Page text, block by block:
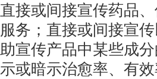
直接或间接宣传药品
服务；直接或间接宣
助宣传产品中某些成
示或暗示治愈率、有